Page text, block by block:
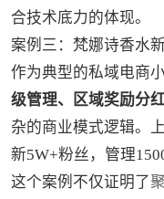
合技术底力的体现。
案例三：梵娜诗香水
作为典型的私域电商小
级管理、区域奖励分
杂的商业模式逻辑。
新5W+粉丝，管理
这个案例不仅证明了